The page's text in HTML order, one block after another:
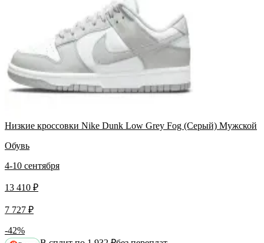
Низкие кроссовки Nike Dunk Low Grey Fog (Серый) Мужской
Обувь
4-10 сентября
13 410 ₽
7 727 ₽
-42%